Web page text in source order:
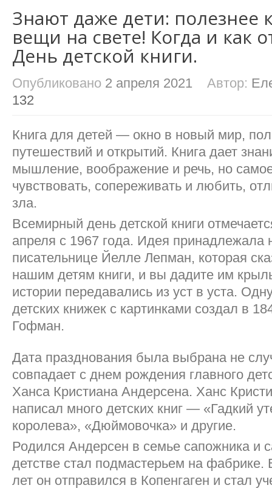
Знают даже дети: полезнее
вещи на свете! Когда и как
День детской книги.
Опубликовано 2 апреля 2021 Автор:
132
Книга для детей — окно в новый мир,
путешествий и открытий. Книга дает
мышление, воображение и речь, но
чувствовать, сопереживать и любить,
зла.
Всемирный день детской книги
апреля с 1967 года. Идея принадлежала
писательнице Йелле Лепман, которая
нашим детям книги, и вы дадите им
истории передавались из уст в уста.
детских книжек с картинками создал в
Гофман.
Дата празднования была выбрана не
совпадает с днем рождения главного
Ханса Кристиана Андерсена. Ханс
написал много детских книг — «Гадкий
королева», «Дюймовочка» и другие.
Родился Андерсен в семье сапожника и
детстве стал подмастерьем на фабрике.
лет он отправился в Копенгаген и стал